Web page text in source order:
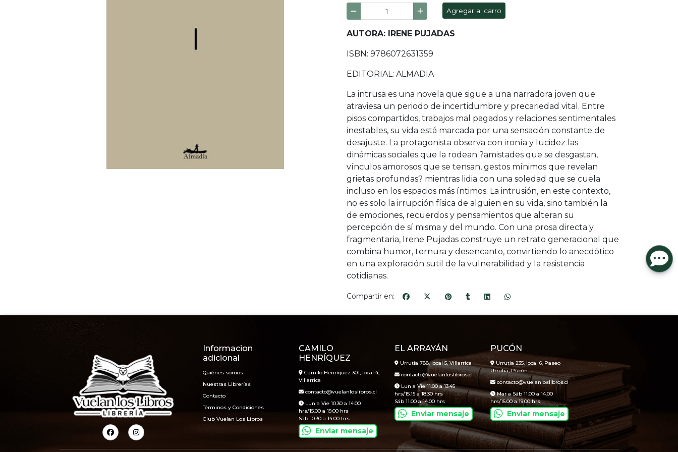
Agregar al carro
AUTORA: IRENE PUJADAS
ISBN: 9786072631359
EDITORIAL: ALMADIA
La intrusa es una novela que sigue a una narradora joven que
atraviesa un periodo de incertidumbre y precariedad vital. Entre
pisos compartidos, trabajos mal pagados y relaciones sentimentales
inestables, su vida está marcada por una sensación constante de
desajuste. La protagonista observa con ironía y lucidez las
dinámicas sociales que la rodean ?amistades que se desgastan,
vínculos amorosos que se tensan, gestos mínimos que revelan
grietas profundas? mientras lidia con una soledad que se cuela
incluso en los espacios más íntimos. La intrusión, en este contexto,
no es solo la irrupción física de alguien en su vida, sino también la
de emociones, recuerdos y pensamientos que alteran su
percepción de sí misma y del mundo. Con una prosa directa y
fragmentaria, Irene Pujadas construye un retrato generacional que
combina humor, ternura y desencanto, convirtiendo lo anecdótico
en una exploración sutil de la vulnerabilidad y la resistencia
cotidianas.
Compartir en:
Informacion
adicional
Quiénes somos
Nuestras Librerías
Contacto
Términos y Condiciones
Club Vuelan Los Libros
CAMILO
HENRÍQUEZ
Camilo Henríquez 301, local 4,
Villarrica
contacto@vuelanloslibros.cl
Lun a Vie 10.30 a 14.00
hrs/15.00 a 19.00 hrs
Sáb 10.30 a 14.00 hrs
Enviar mensaje
EL ARRAYÁN
Urrutia 788, local 5, Villarrica
contacto@vuelanloslibros.cl
Lun a Vie 11.00 a 13.45
hrs/15.15 a 18.30 hrs
Sáb 11.00 a 14.00 hrs
Enviar mensaje
PUCÓN
Urrutia 235, local 6, Paseo
Urrutia, Pucón
contacto@vuelanloslibros.cl
Mar a Sáb 11.00 a 14.00
hrs/15.00 a 19.00 hrs
Enviar mensaje